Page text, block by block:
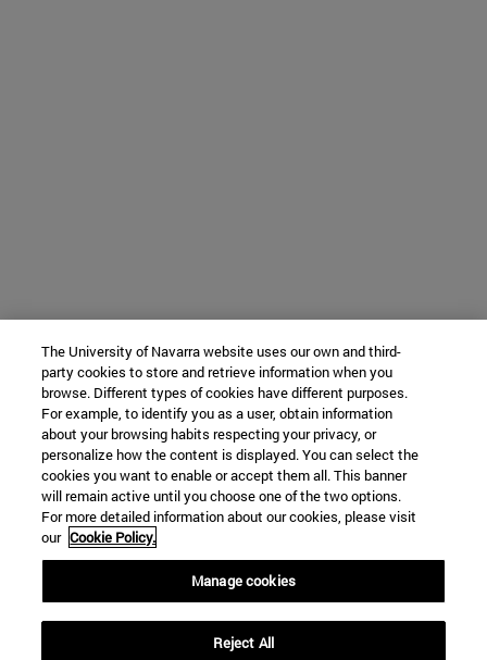
The University of Navarra website uses our own and third-
party cookies to store and retrieve information when you
browse. Different types of cookies have different purposes.
For example, to identify you as a user, obtain information
about your browsing habits respecting your privacy, or
personalize how the content is displayed. You can select the
cookies you want to enable or accept them all. This banner
will remain active until you choose one of the two options.
For more detailed information about our cookies, please visit
our Cookie Policy.
Manage cookies
Reject All